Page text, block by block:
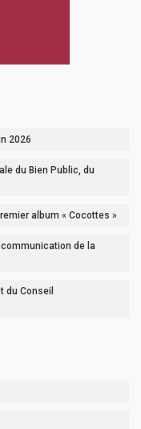
2026
du Bien Public, du
album « Cocottes »
de la
du Conseil